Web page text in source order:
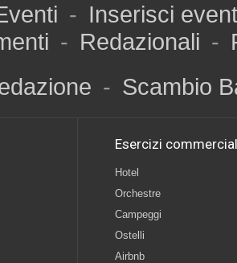
- Inserisci
- Redazionali -
- Scambio
Esercizi
Hotel
Orchestre
Campeggi
Ostelli
Airbnb